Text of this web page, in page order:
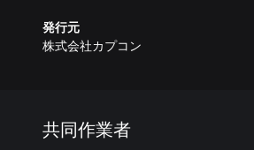
発行元
株式会社カプコン
共同作業者